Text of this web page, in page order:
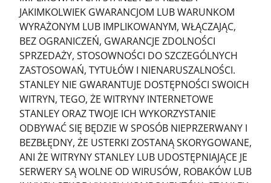
JAKIMKOLWIEK GWARANCJOM LUB WARUNKOM
WYRAŻONYM LUB IMPLIKOWANYM, WŁĄCZAJĄC,
BEZ OGRANICZEŃ, GWARANCJE ZDOLNOŚCI
SPRZEDAŻY, STOSOWNOŚCI DO SZCZEGÓLNYCH
ZASTOSOWAŃ, TYTUŁÓW I NIENARUSZALNOŚCI.
STANLEY NIE GWARANTUJE DOSTĘPNOŚCI SWOICH
WITRYN, TEGO, ŻE WITRYNY INTERNETOWE
STANLEY ORAZ TWOJE ICH WYKORZYSTANIE
ODBYWAĆ SIĘ BĘDZIE W SPOSÓB NIEPRZERWANY I
BEZBŁĘDNY, ŻE USTERKI ZOSTANĄ SKORYGOWANE,
ANI ŻE WITRYNY STANLEY LUB UDOSTĘPNIAJĄCE JE
SERWERY SĄ WOLNE OD WIRUSÓW, ROBAKÓW LUB